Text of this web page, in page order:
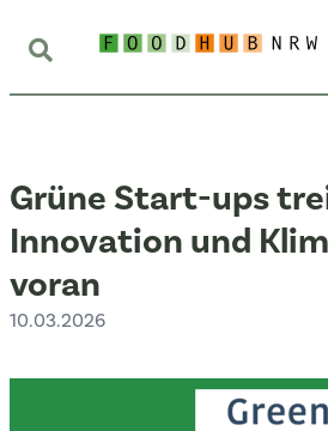
Grüne Start-ups
Innovation und
voran
10.03.2026